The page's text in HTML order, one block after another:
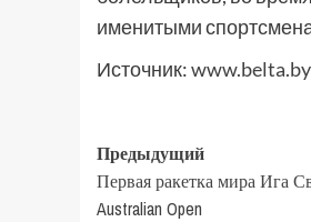
именитыми
Источник:www.belta.by
Предыдущий
Первая ракетка мира Ига
Australian Open